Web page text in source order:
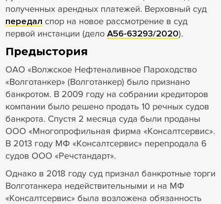
полученных арендных платежей. Верховный суд
передал спор на новое рассмотрение в суд
первой инстанции (дело А56-63293/2020).
Предыстория
ОАО «Волжское Нефтеналивное Пароходство
«Волготанкер» (Волготанкер) было признано
банкротом. В 2009 году на собрании кредиторов
компании было решено продать 10 речных судов
банкрота. Спустя 2 месяца суда были проданы
ООО «Многопрофильная фирма «Консалтсервис».
В 2013 году МФ «Консалтсервис» перепродала 6
судов ООО «Речстандарт».
Однако в 2018 году суд признал банкротные торги
Волготанкера недействительными и на МФ
«Консалтсервис» была возложена обязанность